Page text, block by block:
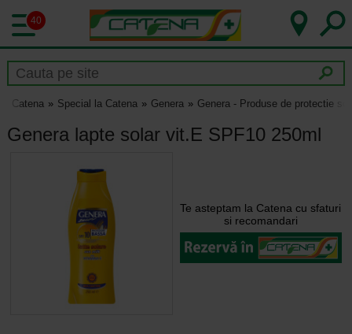
40
Catena Special la Catena Genera Genera - Produse de protectie
Genera lapte solar vit.E SPF10 250ml
Te asteptam la Catena cu sfaturi
si recomandari